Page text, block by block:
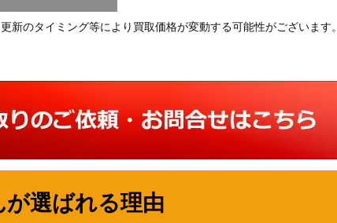
新のタイミング等により買取価格が変動する可能性がございます。
選ばれる理由